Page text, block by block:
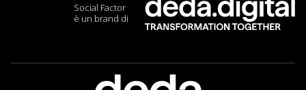
Social Factor
è un brand di